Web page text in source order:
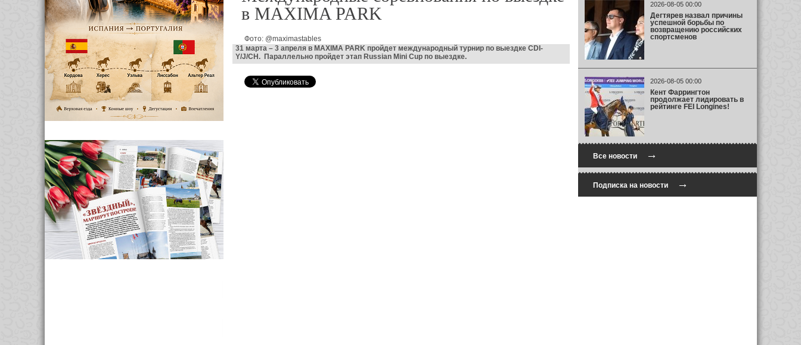
в MAXIMA PARK
Фото: @maximastables
31 марта – 3 апреля в MAXIMA PARK пройдет международный турнир по выездке CDI-
Y/J/CH. Параллельно пройдет этап Russian Mini Cup по выездке.
2026-08-05 00:00
Дегтярев назвал причины
успешной борьбы по
возвращению российских
спортсменов
2026-08-05 00:00
Кент Фаррингтон
продолжает лидировать в
рейтинге FEI Longines!
Все новости→
Подписка на новости→